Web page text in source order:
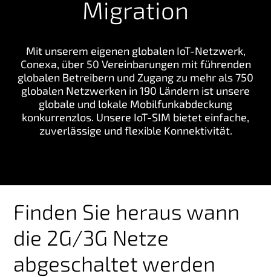
Migration
Mit unserem eigenen globalen IoT-Netzwerk,
Conexa, über 50 Vereinbarungen mit führenden
globalen Betreibern und Zugang zu mehr als 750
globalen Netzwerken in 190 Ländern ist unsere
globale und lokale Mobilfunkabdeckung
konkurrenzlos. Unsere IoT-SIM bietet einfache,
zuverlässige und flexible Konnektivität.
Finden Sie heraus wann
die 2G/3G Netze
abgeschaltet werden